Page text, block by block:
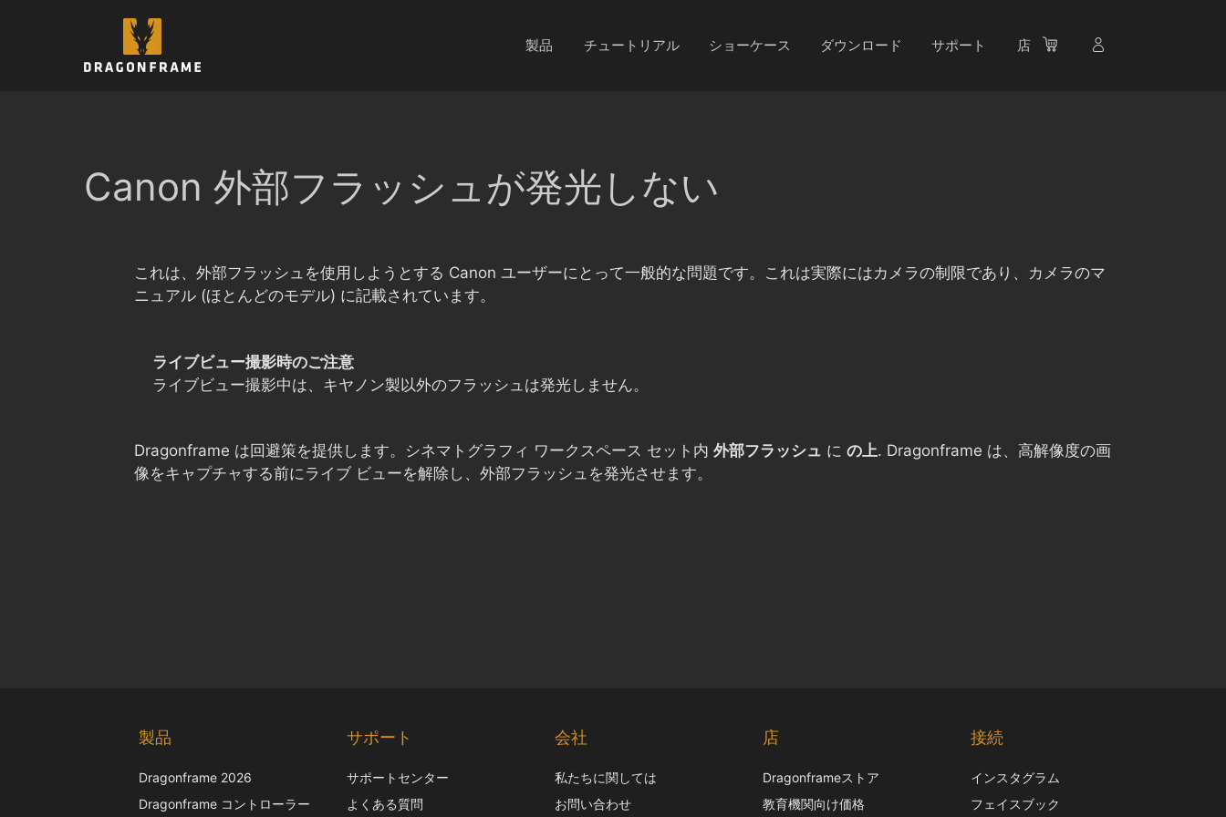
製品 チュートリアル ショーケース ダウンロード サポート 店
Canon 外部フラッシュが発光しない
これは、外部フラッシュを使用しようとする Canon ユーザーにとって一般的な問題です。これは実際にはカメラの制限であり、カメラのマ
ニュアル (ほとんどのモデル) に記載されています。
ライブビュー撮影時のご注意
ライブビュー撮影中は、キヤノン製以外のフラッシュは発光しません。
Dragonframe は回避策を提供します。シネマトグラフィ ワークスペース セット内 外部フラッシュ に の上. Dragonframe は、高解像度の画
像をキャプチャする前にライブ ビューを解除し、外部フラッシュを発光させます。
製品
Dragonframe 2026
Dragonframe コントローラー
サポート
サポートセンター
よくある質問
会社
私たちに関しては
お問い合わせ
店
Dragonframeストア
教育機関向け価格
接続
インスタグラム
フェイスブック
French